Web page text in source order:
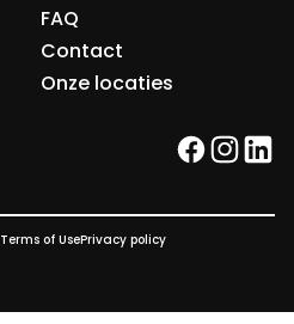
FAQ
Contact
Onze locaties
facebook
Terms of UsePrivacy policy